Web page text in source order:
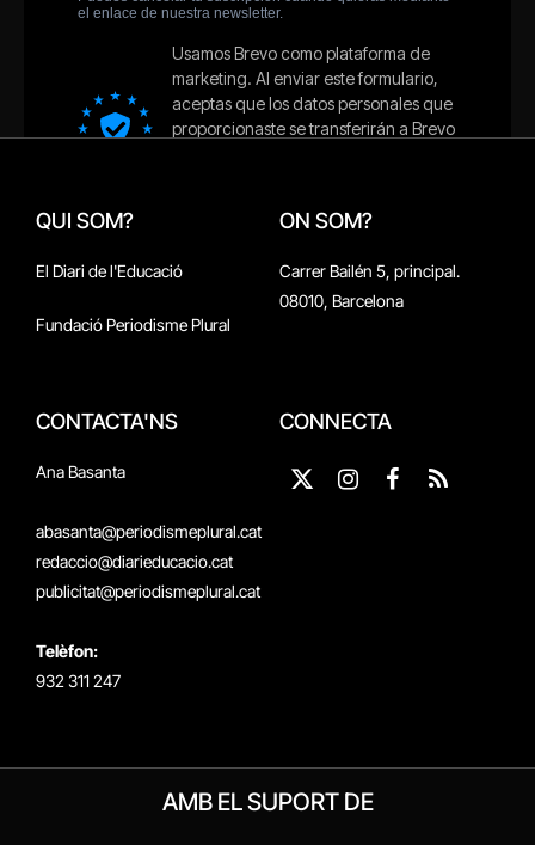
QUI SOM?
El Diari de l'Educació
Fundació Periodisme Plural
ON SOM?
Carrer Bailén 5, principal.
08010, Barcelona
CONTACTA'NS
Ana Basanta
abasanta@periodismeplural.cat
redaccio@diarieducacio.cat
publicitat@periodismeplural.cat
Telèfon:
932 311 247
CONNECTA
X
InstagramFacebook
RSS
AMB EL SUPORT DE